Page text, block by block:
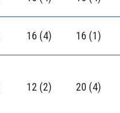
16 (4) 16 (1)
12 (2) 20 (4)